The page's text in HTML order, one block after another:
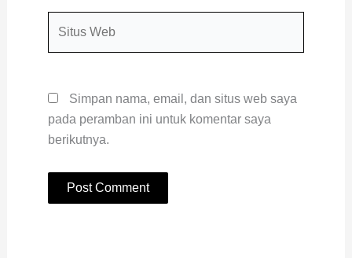
Simpan nama, email, dan situs web saya
pada peramban ini untuk komentar saya
berikutnya.